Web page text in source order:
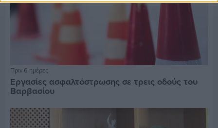
Πριν 6 ημέρες
Εργασίες ασφαλτόστρωσης σε τρεις οδούς του
Βαρβασίου